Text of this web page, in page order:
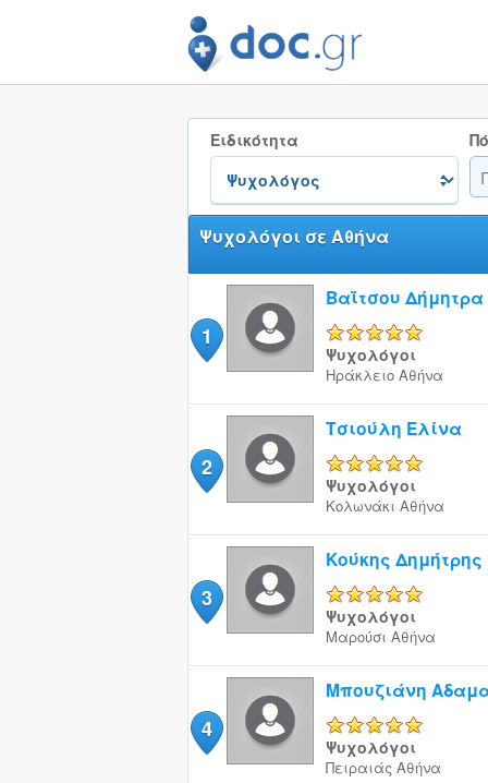
Ειδικότητα
Ψυχολόγοι σε Αθήνα
1
Βαΐτσου Δήμητρα
Ψυχολόγοι
Ηράκλειο Αθήνα
2
Τσιούλη Ελίνα
Ψυχολόγοι
Κολωνάκι Αθήνα
3
Κούκης Δημήτρης
Ψυχολόγοι
Μαρούσι Αθήνα
4
Μπουζιάνη
Ψυχολόγοι
Πειραιάς Αθήνα